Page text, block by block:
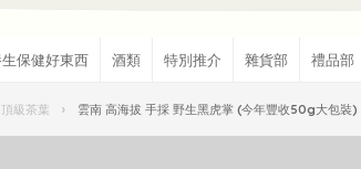
保健好東西 酒類 特別推介 雜貨部 禮品部
級茶葉 › 雲南 高海拔 手採 野生黑虎掌 (今年豐收50g大包裝)